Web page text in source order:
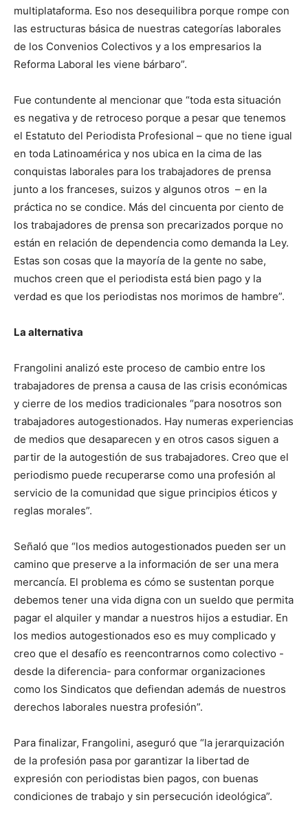
multiplataforma. Eso nos desequilibra porque rompe con
las estructuras básica de nuestras categorías laborales
de los Convenios Colectivos y a los empresarios la
Reforma Laboral les viene bárbaro”.
Fue contundente al mencionar que “toda esta situación
es negativa y de retroceso porque a pesar que tenemos
el Estatuto del Periodista Profesional – que no tiene igual
en toda Latinoamérica y nos ubica en la cima de las
conquistas laborales para los trabajadores de prensa
junto a los franceses, suizos y algunos otros – en la
práctica no se condice. Más del cincuenta por ciento de
los trabajadores de prensa son precarizados porque no
están en relación de dependencia como demanda la Ley.
Estas son cosas que la mayoría de la gente no sabe,
muchos creen que el periodista está bien pago y la
verdad es que los periodistas nos morimos de hambre”.
La alternativa
Frangolini analizó este proceso de cambio entre los
trabajadores de prensa a causa de las crisis económicas
y cierre de los medios tradicionales “para nosotros son
trabajadores autogestionados. Hay numeras experiencias
de medios que desaparecen y en otros casos siguen a
partir de la autogestión de sus trabajadores. Creo que el
periodismo puede recuperarse como una profesión al
servicio de la comunidad que sigue principios éticos y
reglas morales”.
Señaló que “los medios autogestionados pueden ser un
camino que preserve a la información de ser una mera
mercancía. El problema es cómo se sustentan porque
debemos tener una vida digna con un sueldo que permita
pagar el alquiler y mandar a nuestros hijos a estudiar. En
los medios autogestionados eso es muy complicado y
creo que el desafío es reencontrarnos como colectivo -
desde la diferencia- para conformar organizaciones
como los Sindicatos que defiendan además de nuestros
derechos laborales nuestra profesión”.
Para finalizar, Frangolini, aseguró que “la jerarquización
de la profesión pasa por garantizar la libertad de
expresión con periodistas bien pagos, con buenas
condiciones de trabajo y sin persecución ideológica”.